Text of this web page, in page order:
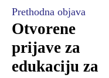
Prethodna objava
Otvorene
prijave za
edukaciju za